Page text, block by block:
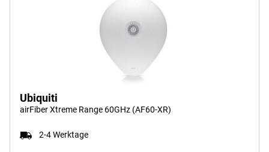
airFiber Xtreme Range 60GHz (AF60-XR)
2-4 Werktage
Ubiquiti